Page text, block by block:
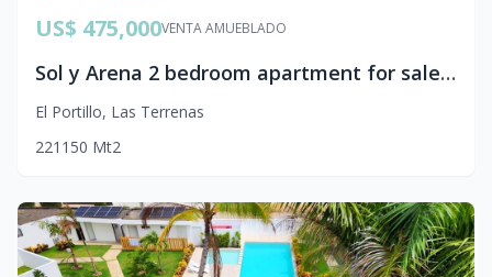
VENTA AMUEBLADO
US$ 475,000
Sol y Arena 2 bedroom apartment for sale Las Terrenas
El Portillo, Las Terrenas
221 150 Mt2